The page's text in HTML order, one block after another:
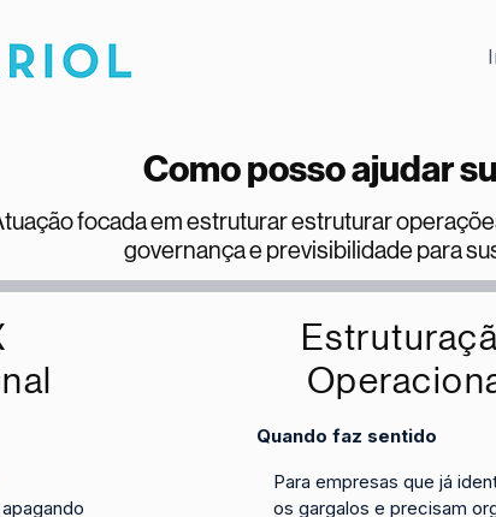
Como posso ajudar
focada em estruturar estruturar
governança e previsibilidade para
Quando faz sentido
Para empresas que já
os gargalos e precisam